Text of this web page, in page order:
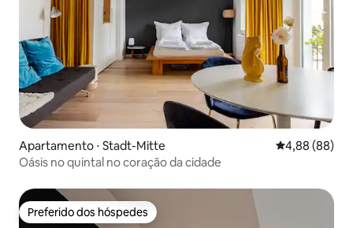
Apartamento ⋅ Stadt-Mitte 4,88 de uma
4,88 (88)
Oásis no quintal no coração da cidade
Preferido dos hóspedes
Preferido dos hóspedes